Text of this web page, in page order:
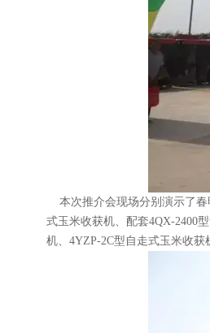
本次推介会现场分别演示了春
式玉米收获机、配套4QX-2400
机、4YZP-2C型自走式玉米收获